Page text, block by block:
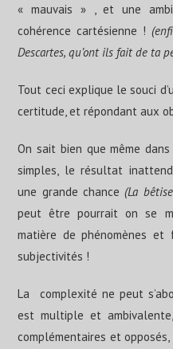
« mauvais » , et une
cohérence cartésienne !
Descartes, qu’ont ils fait de ta
Tout ceci explique le souci
certitude, et répondant aux
On sait bien que même
simples, le résultat
une grande chance(La
peut être pourrait on se
matière de phénomènes et
subjectivités !
La complexité ne peut
est multiple et
complémentaires et